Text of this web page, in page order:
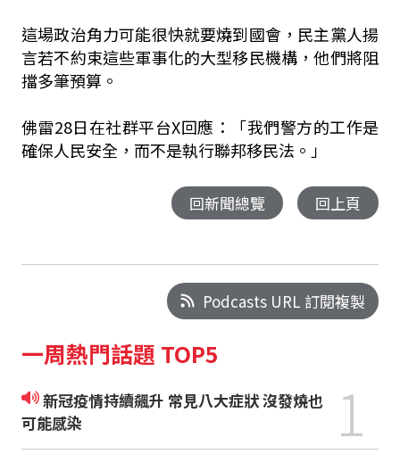
這場政治角力可能很快就要燒到國會，民主黨人揚
言若不約束這些軍事化的大型移民機構，他們將阻
擋多筆預算。
佛雷28日在社群平台X回應：「我們警方的工作是
確保人民安全，而不是執行聯邦移民法。」
回新聞總覽 回上頁
Podcasts URL 訂閱複製
一周熱門話題 TOP5
新冠疫情持續飆升 常見八大症狀 沒發燒也
可能感染
1